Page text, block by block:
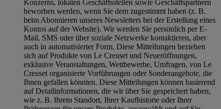
Konzerns, lokalen Geschäftsstellen sowie Geschäftspartnern
beworben werden, wenn Sie dem zugestimmt haben (z. B.
beim Abonnieren unseres Newsletters bei der Erstellung eines
Kontos auf der Website). Wir werden Sie persönlich per E-
Mail, SMS oder über soziale Netzwerke kontaktieren, aber
auch in automatisierter Form. Diese Mitteilungen beziehen
sich auf Produkte von Le Creuset und Neueröffnungen,
exklusive Veranstaltungen, Wettbewerbe, Umfragen, von Le
Creuset organisierte Vorführungen oder Sonderangebote, die
Ihnen gefallen könnten. Diese Mitteilungen können basierend
auf Detailinformationen, die wir über Sie gespeichert haben,
wie z. B. Ihrem Standort, Ihrer Kaufhistorie oder Ihrer